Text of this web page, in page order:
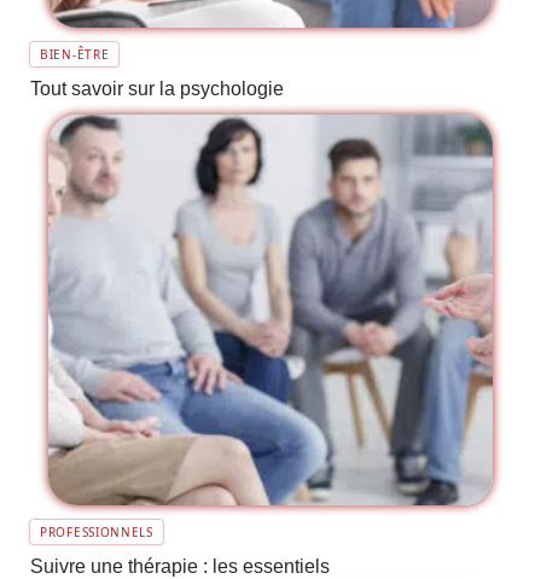
BIEN-ÊTRE
Tout savoir sur la psychologie
PROFESSIONNELS
Suivre une thérapie : les essentiels